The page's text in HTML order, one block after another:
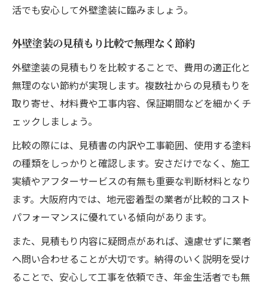
活でも安心して外壁塗装に臨みましょう。
外壁塗装の見積もり比較で無理なく節約
外壁塗装の見積もりを比較することで、費用の適正化と
無理のない節約が実現します。複数社からの見積もりを
取り寄せ、材料費や工事内容、保証期間などを細かくチ
ェックしましょう。
比較の際には、見積書の内訳や工事範囲、使用する塗料
の種類をしっかりと確認します。安さだけでなく、施工
実績やアフターサービスの有無も重要な判断材料となり
ます。大阪府内では、地元密着型の業者が比較的コスト
パフォーマンスに優れている傾向があります。
また、見積もり内容に疑問点があれば、遠慮せずに業者
へ問い合わせることが大切です。納得のいく説明を受け
ることで、安心して工事を依頼でき、年金生活者でも無